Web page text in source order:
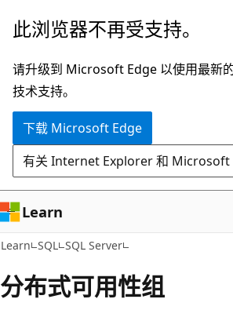
跳
主
要
内
此浏览器不再受支持。
请升级到 Microsoft Edge 以使用最新
技术支持。
下载 Microsoft Edge
有关 Internet Explorer 和 Microsoft
Learn
Learn SQL SQL Server
分布式可用性组